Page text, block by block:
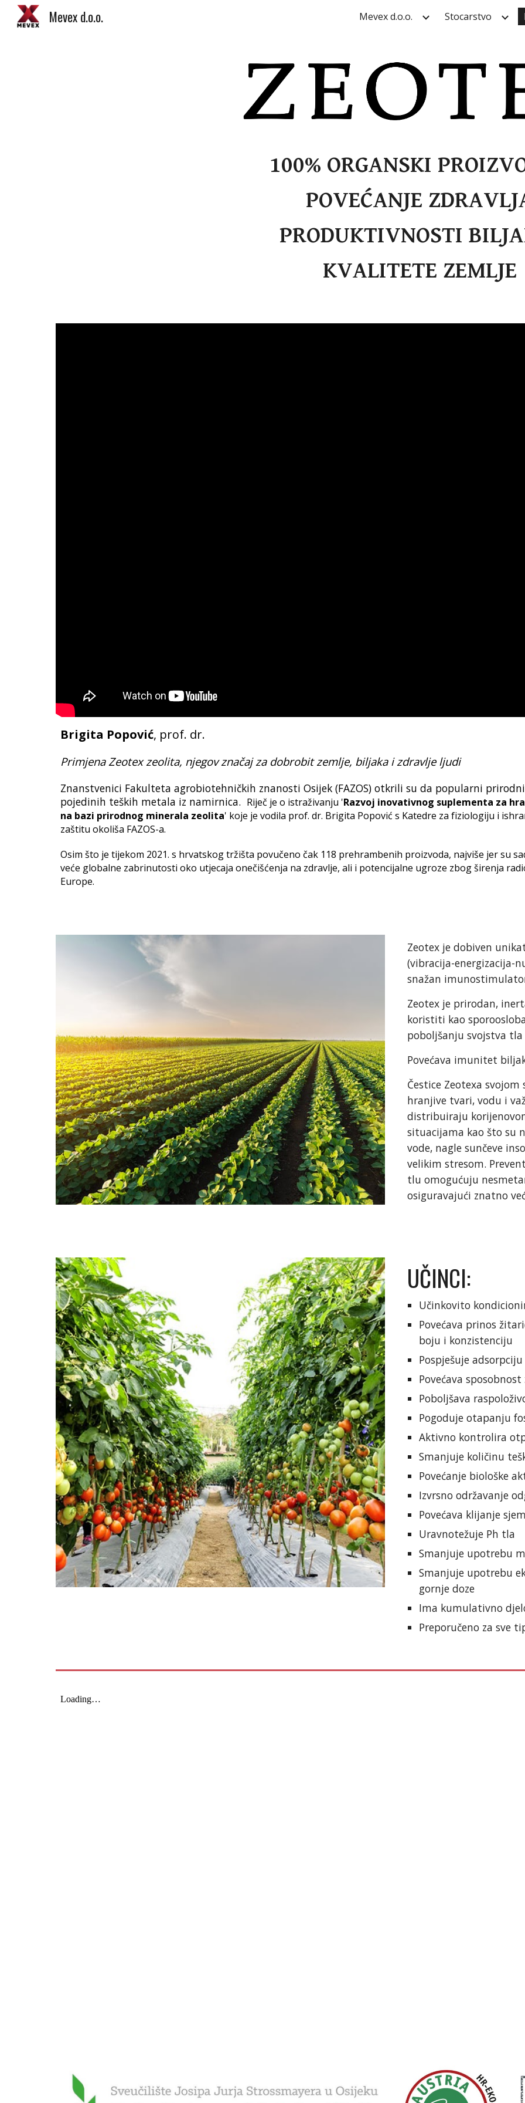
Skip to
Mevex d.o.o. Mevex d.o.o. Stocarstvo
100% ORGANSKI
POVEĆANJE
PRODUKTIVNOSTI
KVALITETE ZEMLJE
Brigita Popović, prof. dr.
Primjena Zeotex zeolita, njegov značaj za dobrobit zemlje, biljaka i zdravlje ljudi
Znanstvenici Fakulteta agrobiotehničkih znanosti Osijek (FAZOS) otkrili su da popularni
pojedinih teških metala iz namirnica. Riječ je o istraživanju 'Razvoj inovativnog suplementa za
na bazi prirodnog minerala zeolita' koje je vodila prof. dr. Brigita Popović s Katedre za fiziologiju i
zaštitu okoliša FAZOS-a.
Osim što je tijekom 2021. s hrvatskog tržišta povučeno čak 118 prehrambenih proizvoda, najviše jer su
veće globalne zabrinutosti oko utjecaja onečišćenja na zdravlje, ali i potencijalne ugroze zbog širenja
Europe.
Zeotex je dobiven
(vibracija-energizacija-
snažan
Zeotex je prirodan,
koristiti kao
poboljšanju svojstva
Povećava imunitet
Čestice Zeotexa
hranjive tvari, vodu i
distribuiraju
situacijama kao što su
vode, nagle sunčeve
velikim stresom.
tlu omogućuju
osiguravajući znatno
UČINCI:
Učinkovito
Povećava prinos
boju i konzistenciju
Pospješuje
Povećava
Poboljšava
Pogoduje otapanju
Aktivno kontrolira
Smanjuje količinu
Povećanje biološke
Izvrsno održavanje
Povećava klijanje
Uravnotežuje Ph tla
Smanjuje upotrebu
Smanjuje upotrebu
gornje doze
Ima kumulativno
Preporučeno za sve